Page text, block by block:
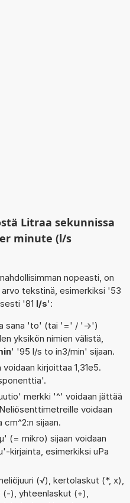
Litraa sekunnissa
minute (l/s
nopeasti, on
tekstinä, esimerkiksi '53
'81 l/s':
sana 'to' (tai '=' / '->')
yksikön nimien välistä,
' '95 l/s to in3/min' sijaan.
voidaan kirjoittaa 1,31e5.
merkki '^' voidaan jättää
voidaan
sijaan.
(= mikro) sijaan voidaan
kirjainta, esimerkiksi uPa
(√), kertolaskut (*, x),
), yhteenlaskut (+),